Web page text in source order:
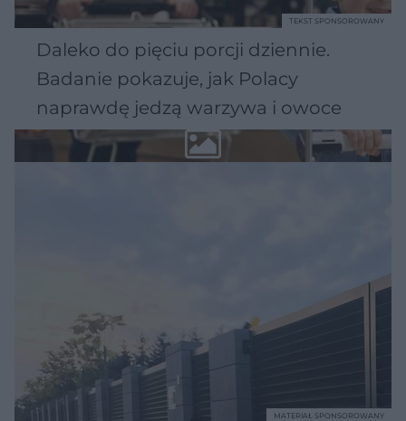
Daleko do pięciu porcji dziennie.
Badanie pokazuje, jak Polacy
naprawdę jedzą warzywa i owoce
TEKST SPONSOROWANY
MATERIAŁ SPONSOROWANY